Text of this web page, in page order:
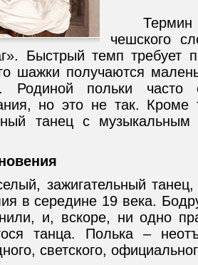
Термин
чешского
Быстрый темп требует
шажки получаются
Родиной польки часто
но это не так. Кроме
танец с
зажигательный
в середине 19 века.
и, вскоре, ни одно
танца. Полька –
светского,